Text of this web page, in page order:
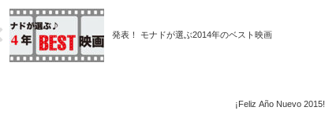
発表！ モナドが選ぶ2014年のベスト映画
¡Feliz Año Nuevo 2015!